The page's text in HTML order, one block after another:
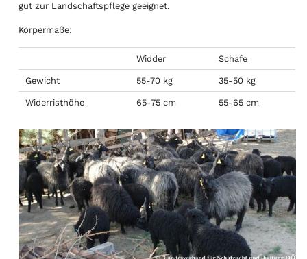
gut zur Landschaftspflege geeignet.
Körpermaße:
Widder Schafe
Gewicht 55-70 kg 35-50 kg
Widerristhöhe 65-75 cm 55-65 cm